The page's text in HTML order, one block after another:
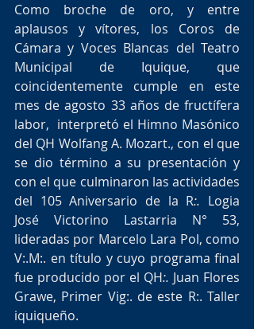
Como broche de oro, y entre
aplausos y vítores, los Coros de
Cámara y Voces Blancas del Teatro
Municipal de Iquique, que
coincidentemente cumple en este
mes de agosto 33 años de fructífera
labor,  interpretó el Himno Masónico
del QH Wolfang A. Mozart., con el que
se dio término a su presentación y
con el que culminaron las actividades
del 105 Aniversario de la R:. Logia
José Victorino Lastarria N° 53,
lideradas por Marcelo Lara Pol, como
V:.M:. en título y cuyo programa final
fue producido por el QH:. Juan Flores
Grawe, Primer Vig:. de este R:. Taller
iquiqueño.